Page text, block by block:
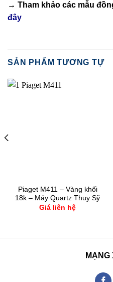
→ Tham khảo các mẫu
đây
SẢN PHẨM TƯƠNG TỰ
Piaget M411 – Vàng khối
18k – Máy Quartz Thuỵ Sỹ
Giá liên hệ
MẠNG